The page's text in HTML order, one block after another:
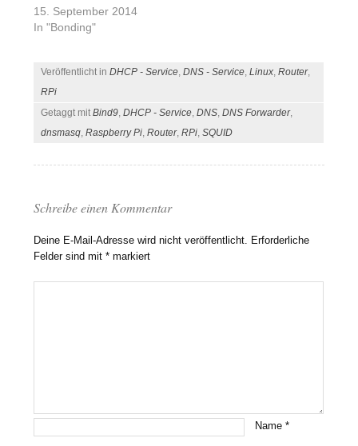
WLAN ansprechen zu
können. Daraus
ein virtuelles
Netzwerkinterfaces
bereit zu stellen, dass
angesprochen wird.
Netzwerkinterfaces
15. September 2014
In "Bonding"
Veröffentlicht inDHCP - Service ,DNS - Service ,Linux ,Router,
RPi
Getaggt mitBind9 ,DHCP - Service ,DNS ,DNS Forwarder,
dnsmasq ,Raspberry Pi ,Router,RPi ,SQUID
Schreibe einen Kommentar
Deine E-Mail-Adresse wird nicht veröffentlicht.
Erforderliche
Felder sind mit* markiert
Name*